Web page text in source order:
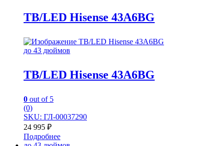
TB/LED Hisense 43A6BG
до 43 дюймов
TB/LED Hisense 43A6BG
0 out of 5
(0)
SKU: ГЛ-00037290
24 995 ₽
Подробнее